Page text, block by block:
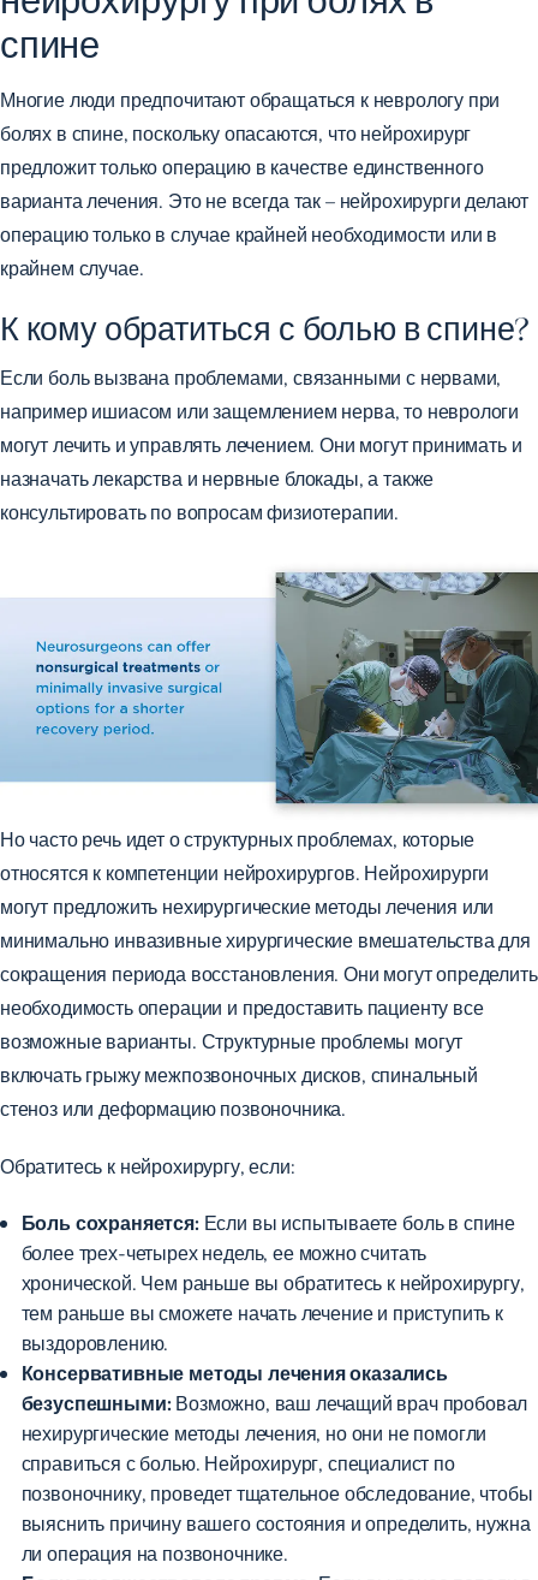
спине
Многие люди предпочитают обращаться к неврологу при
болях в спине, поскольку опасаются, что нейрохирург
предложит только операцию в качестве единственного
варианта лечения. Это не всегда так – нейрохирурги делают
операцию только в случае крайней необходимости или в
крайнем случае.
К кому обратиться с болью в спине?
Если боль вызвана проблемами, связанными с нервами,
например ишиасом или защемлением нерва, то неврологи
могут лечить и управлять лечением. Они могут принимать и
назначать лекарства и нервные блокады, а также
консультировать по вопросам физиотерапии.
Но часто речь идет о структурных проблемах, которые
относятся к компетенции нейрохирургов. Нейрохирурги
могут предложить нехирургические методы лечения или
минимально инвазивные хирургические вмешательства для
сокращения периода восстановления. Они могут определить
необходимость операции и предоставить пациенту все
возможные варианты. Структурные проблемы могут
включать грыжу межпозвоночных дисков, спинальный
стеноз или деформацию позвоночника.
Обратитесь к нейрохирургу, если:
Боль сохраняется:Если вы испытываете боль в спине
более трех-четырех недель,ее можно считать
хронической. Чем раньше вы обратитесь к нейрохирургу,
тем раньше вы сможете начать лечение и приступить к
выздоровлению.
Консервативные методы лечения оказались
безуспешными:Возможно, ваш лечащий врач пробовал
нехирургические методы лечения, но они не помогли
справиться с болью. Нейрохирург, специалист по
позвоночнику, проведет тщательное обследование, чтобы
выяснить причину вашего состояния и определить, нужна
ли операция на позвоночнике.